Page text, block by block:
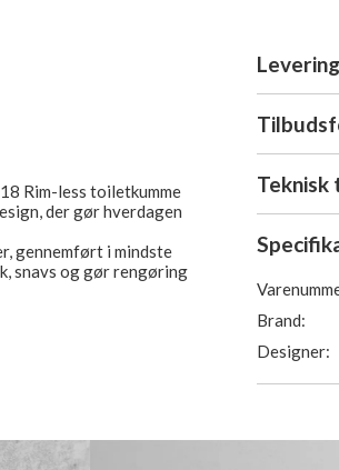
Rim-less toiletkumme
der gør hverdagen
gennemført i mindste
snavs og gør rengøring
med fokus på det
Teknisk
Brand:
Designer: